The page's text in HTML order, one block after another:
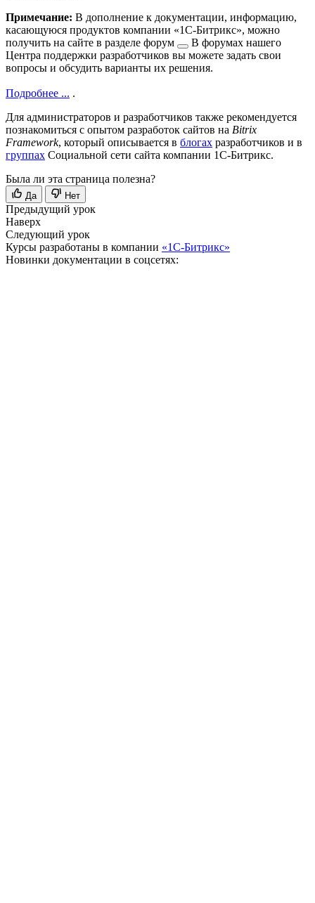
Примечание: В дополнение к документации, информацию,
касающуюся продуктов компании «1С-Битрикс», можно
получить на сайте в разделе форум
В форумах нашего
Центра поддержки разработчиков вы можете задать свои
вопросы и обсудить варианты их решения.
Подробнее ... .
Для администраторов и разработчиков также рекомендуется
познакомиться с опытом разработок сайтов на Bitrix
Framework, который описывается в блогах разработчиков и в
группах Социальной сети сайта компании 1С-Битрикс.
Была ли эта страница полезна?
Да Нет
Предыдущий урок
Наверх
Следующий урок
Курсы разработаны в компании «1С-Битрикс»
Новинки документации в соцсетях: